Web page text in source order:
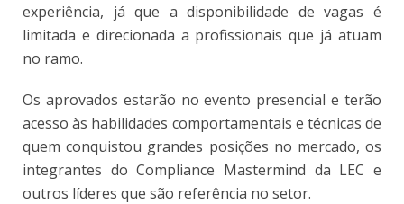
experiência, já que a disponibilidade de vagas é
limitada e direcionada a profissionais que já atuam
no ramo.
Os aprovados estarão no evento presencial e terão
acesso às habilidades comportamentais e técnicas de
quem conquistou grandes posições no mercado, os
integrantes do Compliance Mastermind da LEC e
outros líderes que são referência no setor.